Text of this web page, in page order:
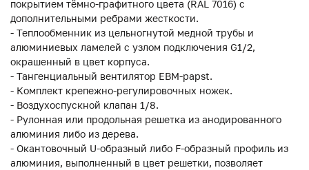
покрытием тёмно-графитного цвета (RAL 7016) с
дополнительными ребрами жесткости.
- Теплообменник из цельногнутой медной трубы и
алюминиевых ламелей с узлом подключения G1/2,
окрашенный в цвет корпуса.
- Тангенциальный вентилятор EBM-papst.
- Комплект крепежно-регулировочных ножек.
- Воздухоспускной клапан 1/8.
- Рулонная или продольная решетка из анодированного
алюминия либо из дерева.
- Окантовочный U-образный либо F-образный профиль из
алюминия, выполненный в цвет решетки, позволяет